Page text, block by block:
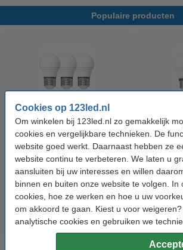
Cookies op 123led.nl
Om winkelen bij 123led.nl zo gemakkelijk
cookies en vergelijkbare technieken. De
website goed werkt. Daarnaast hebben ze
website continu te verbeteren. We laten u
aansluiten bij uw interesses en willen
binnen en buiten onze website te volgen. In
cookies, hoe ze werken en hoe u uw
om akkoord te gaan. Kiest u voor
analytische cookies en gebruiken we
Populaire producten
123led LED lamp E27 | Kogel
P45 | Mat | 2.2W (25W) | 3 stuks
€ 6,95 Inclusief 21% BTW
123led
€